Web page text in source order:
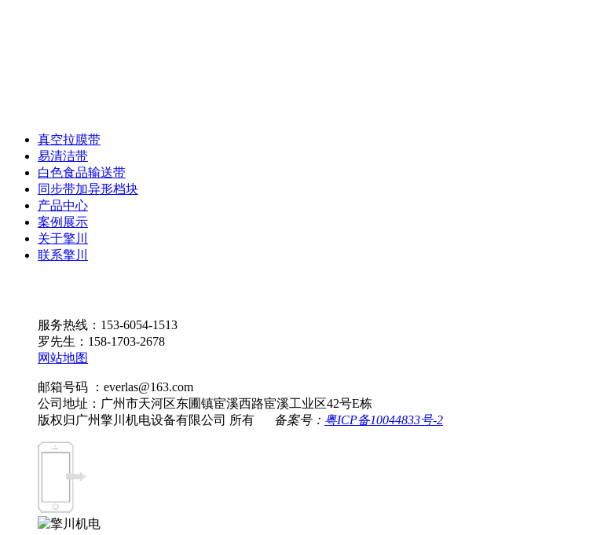
真空拉膜带
易清洁带
白色食品输送带
同步带加异形档块
产品中心
案例展示
关于擎川
联系擎川
服务热线：153-6054-1513
罗先生：158-1703-2678
网站地图
邮箱号码 ：everlas@163.com
公司地址：广州市天河区东圃镇宦溪西路宦溪工业区42号E栋
版权归广州擎川机电设备有限公司 所有
备案号： 粤ICP备10044833号-2